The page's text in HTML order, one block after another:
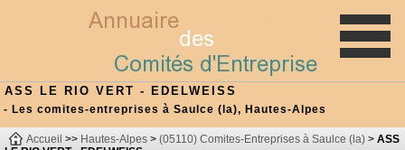
ASS LE RIO VERT - EDELWEISS
- Les comites-entreprises à Saulce (la), Hautes-Alpes
Accueil >> Hautes-Alpes > (05110) Comites-Entreprises à Saulce (la) > ASS